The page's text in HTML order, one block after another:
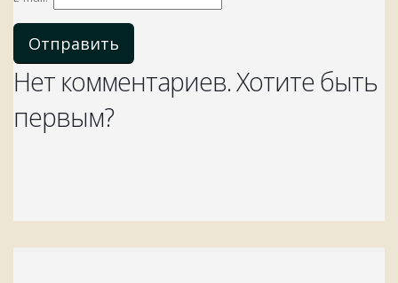
Отправить
Нет комментариев. Хотите быть
первым?